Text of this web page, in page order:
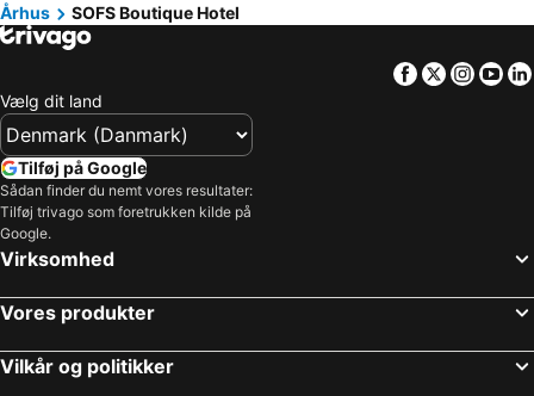
Århus
SOFS Boutique Hotel
Facebook
Twitter
Vælg dit land
Tilføj på Google
Sådan finder du nemt vores resultater:
Tilføj trivago som foretrukken kilde på
Google.
Virksomhed
Vores produkter
Vilkår og politikker